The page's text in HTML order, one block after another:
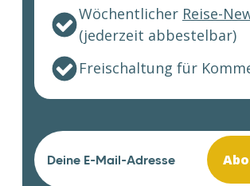
Wöchentlicher Reise-
(jederzeit abbestelbar)
Freischaltung für